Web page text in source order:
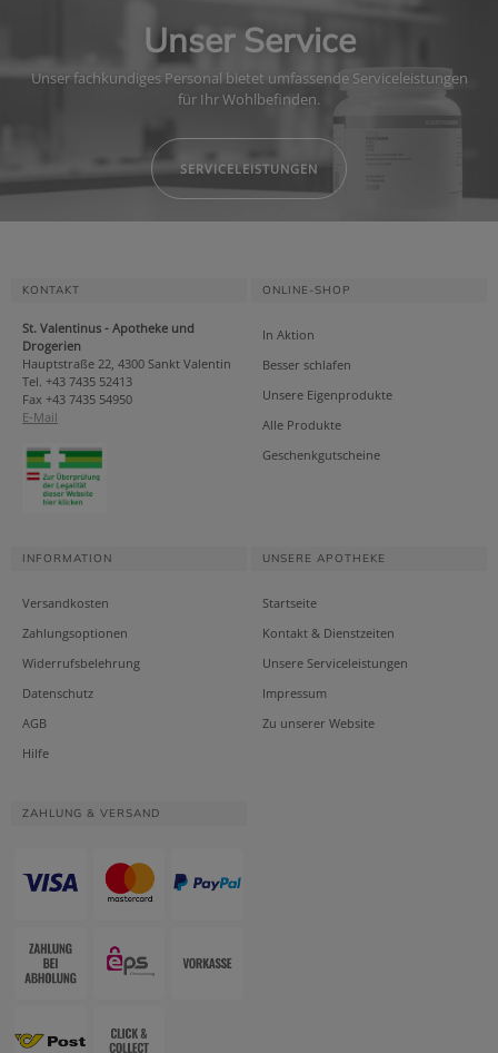
Unser Service
Unser fachkundiges Personal bietet umfassende Serviceleistungen
für Ihr Wohlbefinden.
SERVICELEISTUNGEN
KONTAKT
St. Valentinus - Apotheke und
Drogerien
Hauptstraße 22, 4300 Sankt Valentin
Tel. +43 7435 52413
Fax +43 7435 54950
E-Mail
ONLINE-SHOP
In Aktion
Besser schlafen
Unsere Eigenprodukte
Alle Produkte
Geschenkgutscheine
INFORMATION
Versandkosten
Zahlungsoptionen
Widerrufsbelehrung
Datenschutz
AGB
Hilfe
UNSERE APOTHEKE
Startseite
Kontakt & Dienstzeiten
Unsere Serviceleistungen
Impressum
Zu unserer Website
ZAHLUNG & VERSAND